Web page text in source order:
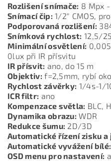
Rozlišení snímače: 8 Mpx
Snímací čip: 1/2" CMOS,
Podporovaná rozlišení:
Snímková rychlost: 12,5/
Minimální osvětlení:
0lux při IR přísvitu
IR přísvit: ano, do 15 m
Objektiv: f=2,5mm, rybí
Rychlost závěrky: 1/4s-1/
ICR filtr: ano
Kompenzace světla: BLC,
Dynamika obrazu: WDR
Redukce šumu: 2D/3D
Automatické řízení zisku a
Automatické vyvážení bílé:
OSD menu pro nastavení: